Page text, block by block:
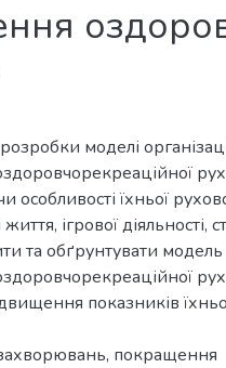
моделі
їхньої
ігрової діяльності,
та обґрунтувати модель
показників
покращення